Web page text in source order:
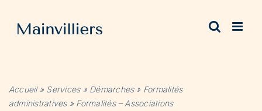
contenu
Accueil» Services» Démarches» Formalités
administratives» Formalités – Associations